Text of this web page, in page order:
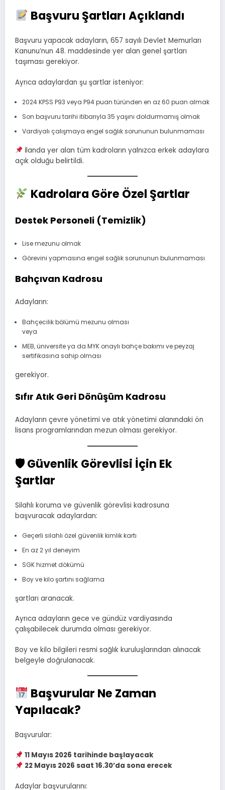
Başvuru Şartları Açıklandı
Başvuru yapacak adayların, 657 sayılı Devlet Memurları
Kanunu’nun 48. maddesinde yer alan genel şartları
taşıması gerekiyor.
Ayrıca adaylardan şu şartlar isteniyor:
2024 KPSS P93 veya P94 puan türünden en az 60 puan almak
Son başvuru tarihi itibarıyla 35 yaşını doldurmamış olmak
Vardiyalı çalışmaya engel sağlık sorununun bulunmaması
İlanda yer alan tüm kadroların yalnızca erkek adaylara
açık olduğu belirtildi.
Kadrolara Göre Özel Şartlar
Destek Personeli (Temizlik)
Lise mezunu olmak
Görevini yapmasına engel sağlık sorununun bulunmaması
Bahçıvan Kadrosu
Adayların:
Bahçecilik bölümü mezunu olması
veya
MEB, üniversite ya da MYK onaylı bahçe bakımı ve peyzaj
sertifikasına sahip olması
gerekiyor.
Sıfır Atık Geri Dönüşüm Kadrosu
Adayların çevre yönetimi ve atık yönetimi alanındaki ön
lisans programlarından mezun olması gerekiyor.
🛡 Güvenlik Görevlisi İçin Ek
Şartlar
Silahlı koruma ve güvenlik görevlisi kadrosuna
başvuracak adaylardan:
Geçerli silahlı özel güvenlik kimlik kartı
En az 2 yıl deneyim
SGK hizmet dökümü
Boy ve kilo şartını sağlama
şartları aranacak.
Ayrıca adayların gece ve gündüz vardiyasında
çalışabilecek durumda olması gerekiyor.
Boy ve kilo bilgileri resmi sağlık kuruluşlarından alınacak
belgeyle doğrulanacak.
Başvurular Ne Zaman
Yapılacak?
Başvurular:
11 Mayıs 2026 tarihinde başlayacak
22 Mayıs 2026 saat 16.30’da sona erecek
Adaylar başvurularını: